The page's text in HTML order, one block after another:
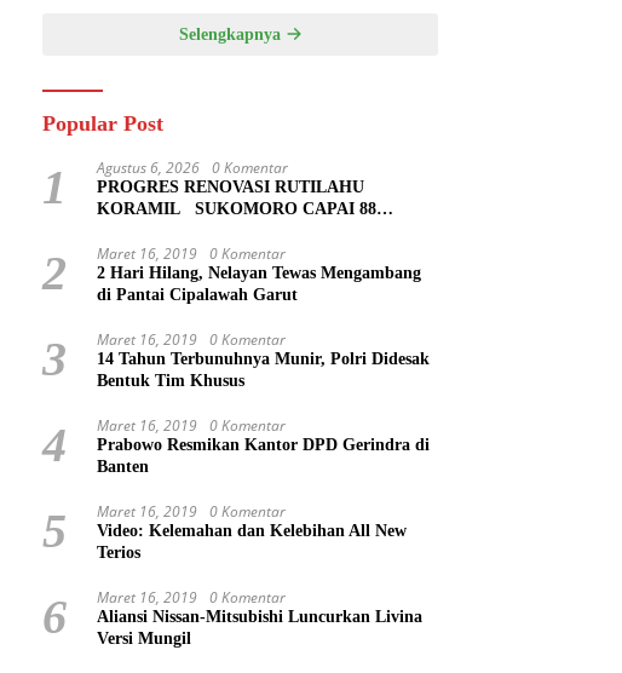
Selengkapnya
Popular Post
1 Agustus 6, 2026 0 Komentar
PROGRES RENOVASI RUTILAHU
KORAMIL SUKOMORO CAPAI 88
PENYELESAIAN
2 Maret 16, 2019 0 Komentar
2 Hari Hilang, Nelayan Tewas Mengambang
di Pantai Cipalawah Garut
3 Maret 16, 2019 0 Komentar
14 Tahun Terbunuhnya Munir, Polri Didesak
Bentuk Tim Khusus
4 Maret 16, 2019 0 Komentar
Prabowo Resmikan Kantor DPD Gerindra di
Banten
5 Maret 16, 2019 0 Komentar
Video: Kelemahan dan Kelebihan All New
Terios
6 Maret 16, 2019 0 Komentar
Aliansi Nissan-Mitsubishi Luncurkan Livina
Versi Mungil